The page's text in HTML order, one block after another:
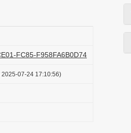
FC85-F958FA6B0D74
07-24 17:10:56)